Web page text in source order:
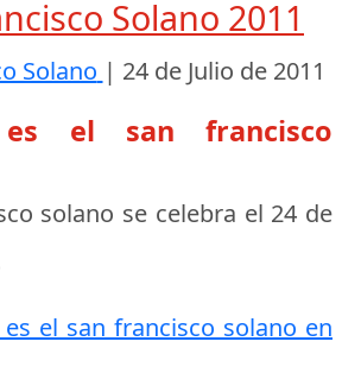
Solano 2011
Solano | 24 de Julio de 2011
es el san francisco
solano se celebra el 24 de
el san francisco solano en